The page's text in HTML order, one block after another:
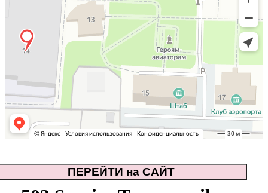
ПЕРЕЙТИ на САЙТ